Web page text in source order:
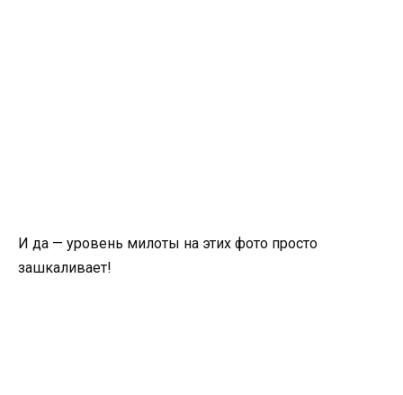
И да — уровень милоты на этих фото просто
зашкаливает!